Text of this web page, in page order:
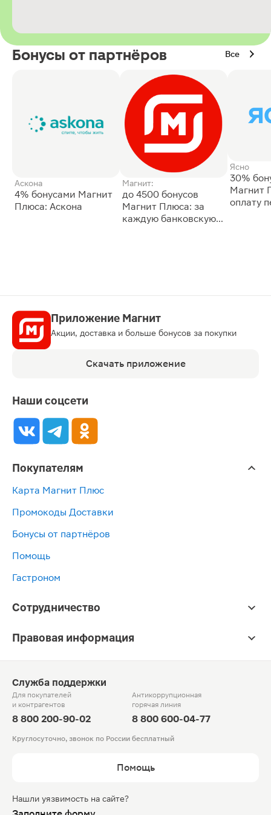
Бонусы от партнёров Все
Аскона
4% бонусами Магнит
Плюса: Аскона
Магнит:
до 4500 бонусов
Магнит Плюса: за
каждую банковскую
Ясно
30%
Магнит
оплату
Приложение Магнит
Акции, доставка и больше бонусов за покупки
Скачать приложение
Наши соцсети
Покупателям
Карта Магнит Плюс
Промокоды Доставки
Бонусы от партнёров
Помощь
Гастроном
Сотрудничество
Правовая информация
Служба поддержки
Для покупателей
и контрагентов
8 800 200-90-02
Антикоррупционная
горячая линия
8 800 600-04-77
Круглосуточно, звонок по России бесплатный
Помощь
Нашли уязвимость на сайте?